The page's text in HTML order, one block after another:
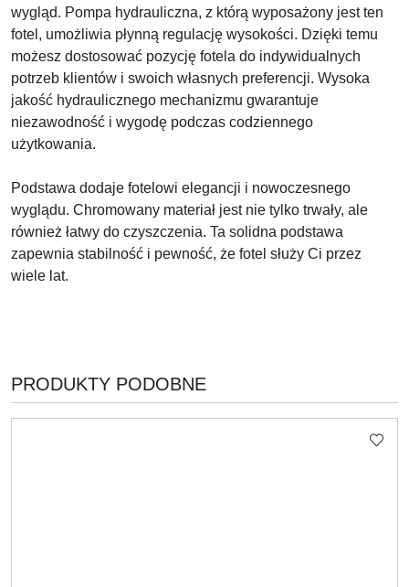
wygląd. Pompa hydrauliczna, z którą wyposażony jest ten
fotel, umożliwia płynną regulację wysokości. Dzięki temu
możesz dostosować pozycję fotela do indywidualnych
potrzeb klientów i swoich własnych preferencji. Wysoka
jakość hydraulicznego mechanizmu gwarantuje
niezawodność i wygodę podczas codziennego
użytkowania.
Podstawa dodaje fotelowi elegancji i nowoczesnego
wyglądu. Chromowany materiał jest nie tylko trwały, ale
również łatwy do czyszczenia. Ta solidna podstawa
zapewnia stabilność i pewność, że fotel służy Ci przez
wiele lat.
Pomiń karuzelę produktów
PRODUKTY
O
PRODUKTY PODOBNE